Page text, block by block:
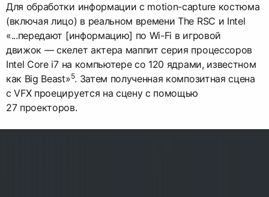
Для обработки информации с motion-capture костюма
(включая лицо) в реальном времени The RSC и Intel
«...передают [информацию] по Wi-Fi в игровой
движок — скелет актера маппит cерия процессоров
Intel Core i7 на компьютере со 120 ядрами, известном
как Big Beast»5. Затем полученная композитная сцена
с VFX проецируется на сцену с помощью
27 проекторов.